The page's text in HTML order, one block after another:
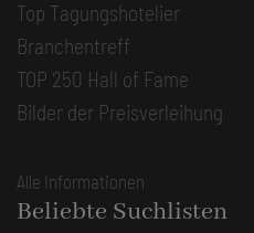
Top Tagungshotelier
Branchentreff
TOP 250 Hall of Fame
Bilder der Preisverleihung
Alle Informationen
Beliebte Suchlisten